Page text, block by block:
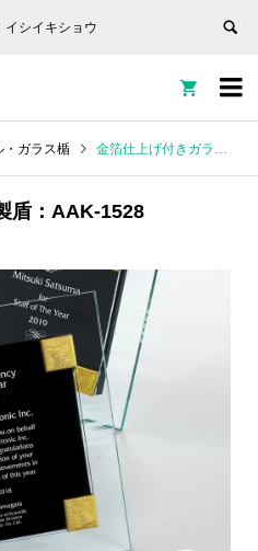
イシイキショウ


・ガラス楯 金箔仕上げ付きガラス製盾：AAK-1528
盾：AAK-1528